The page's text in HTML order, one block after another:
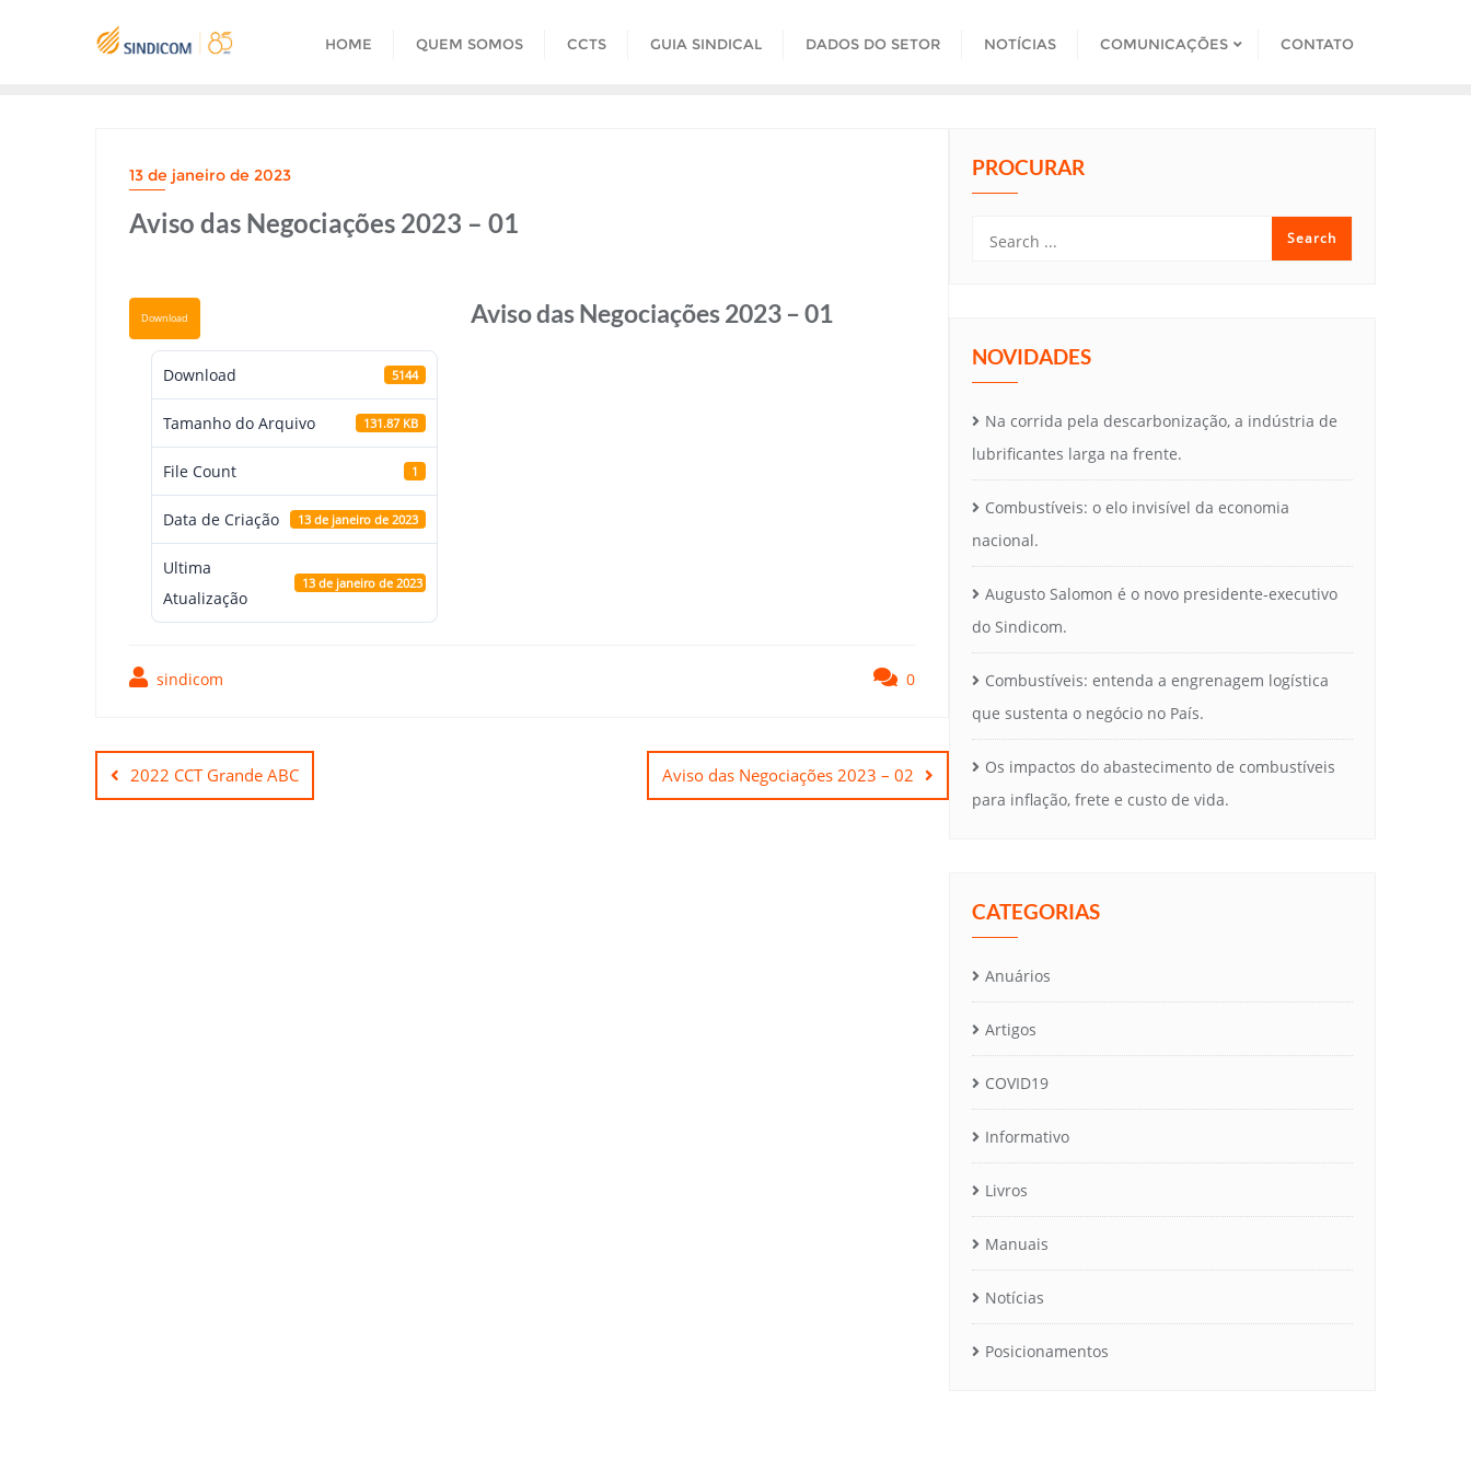
HOME QUEM SOMOS CCTS GUIA SINDICAL DADOS DO SETOR NOTÍCIAS COMUNICAÇÕES CONTATO
13 de janeiro de 2023
Aviso das Negociações 2023 – 01
Download
Download 5144
Tamanho do Arquivo 131.87 KB
File Count 1
Data de Criação 13 de janeiro de 2023
Ultima
Atualização
13 de janeiro de 2023
Aviso das Negociações 2023 – 01
sindicom 0
Navegação
de2022 CCT Grande ABC Aviso das Negociações 2023 – 02
PROCURAR
NOVIDADES
Na corrida pela descarbonização, a indústria de
lubrificantes larga na frente.
Combustíveis: o elo invisível da economia
nacional.
Augusto Salomon é o novo presidente-executivo
do Sindicom.
Combustíveis: entenda a engrenagem logística
que sustenta o negócio no País.
Os impactos do abastecimento de combustíveis
para inflação, frete e custo de vida.
CATEGORIAS
Anuários
Artigos
COVID19
Informativo
Livros
Manuais
Notícias
Posicionamentos